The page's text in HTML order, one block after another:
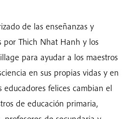
de las enseñanzas y
por Thich Nhat Hanh y los
para ayudar a los maestros
en sus propias vidas y en
educadores felices cambian el
de educación primaria,